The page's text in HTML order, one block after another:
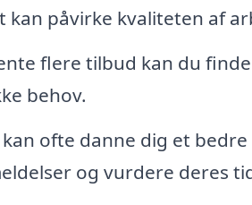
kan påvirke kvaliteten af
flere tilbud kan du
behov.
kan ofte danne dig et
og vurdere deres